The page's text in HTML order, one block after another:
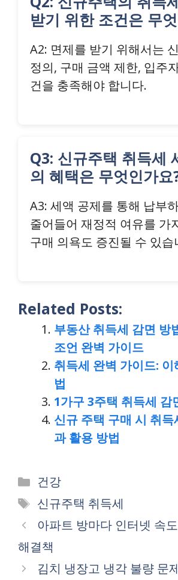
받기 위한 조건은 무
A2: 면제를 받기 위해서는
정의, 구매 금액 제한, 입주
건을 충족해야 합니다.
Q3: 신규주택 취득세
의 혜택은 무엇인가요
A3: 세액 공제를 통해 납부
줄어들어 재정적 여유를 가
구매 의욕도 증진될 수 있습
Related Posts:
부동산 취득세 감면 방
조언 완벽 가이드
취득세 완벽 가이드:
법
1가구 3주택 취득세 감
신규 주택 구매 시 취
과 활용 방법
Categories
건강
Tags
신규주택 취득세
아파트 방마다 인터넷 속
해결책
김치 냉장고 냉각 불량 문